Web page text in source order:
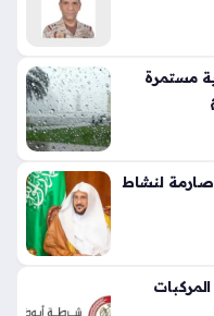
مستمرة
صارمة لنشاط